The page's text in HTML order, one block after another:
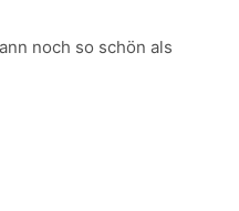
noch so schön als